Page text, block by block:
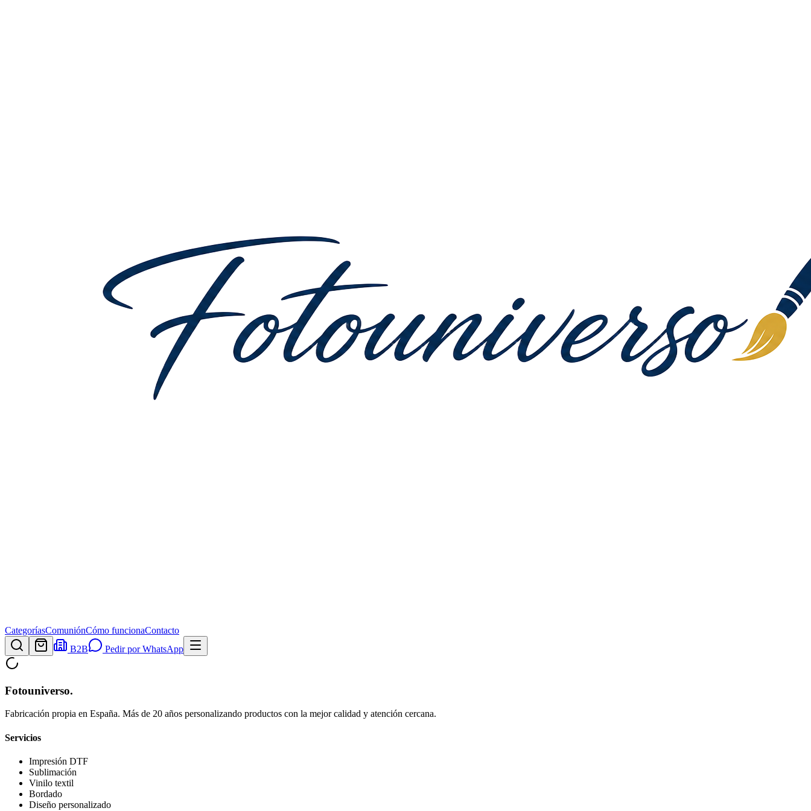
CategoríasComuniónCómo funcionaContacto
B2B
Pedir por WhatsApp
Fotouniverso.
Fabricación propia en España. Más de 20 años personalizando productos con la mejor calidad y atención cercana.
Servicios
Impresión DTF
Sublimación
Vinilo textil
Bordado
Diseño personalizado